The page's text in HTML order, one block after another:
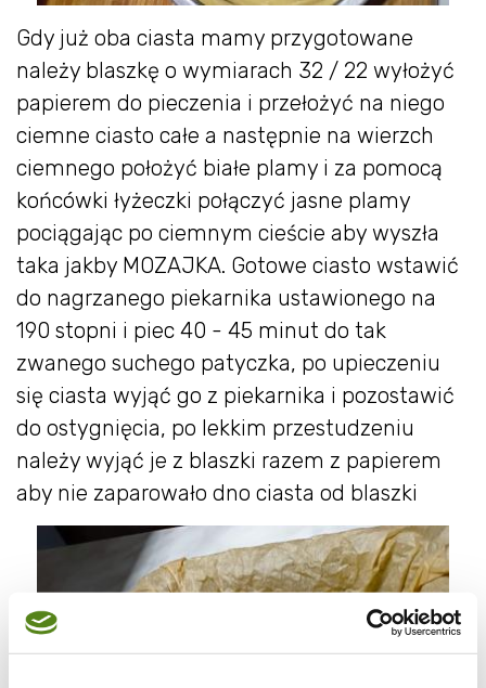
Gdy już oba ciasta mamy przygotowane
należy blaszkę o wymiarach 32 / 22 wyłożyć
papierem do pieczenia i przełożyć na niego
ciemne ciasto całe a następnie na wierzch
ciemnego położyć białe plamy i za pomocą
końcówki łyżeczki połączyć jasne plamy
pociągając po ciemnym cieście aby wyszła
taka jakby MOZAJKA. Gotowe ciasto wstawić
do nagrzanego piekarnika ustawionego na
190 stopni i piec 40 - 45 minut do tak
zwanego suchego patyczka, po upieczeniu
się ciasta wyjąć go z piekarnika i pozostawić
do ostygnięcia, po lekkim przestudzeniu
należy wyjąć je z blaszki razem z papierem
aby nie zaparowało dno ciasta od blaszki